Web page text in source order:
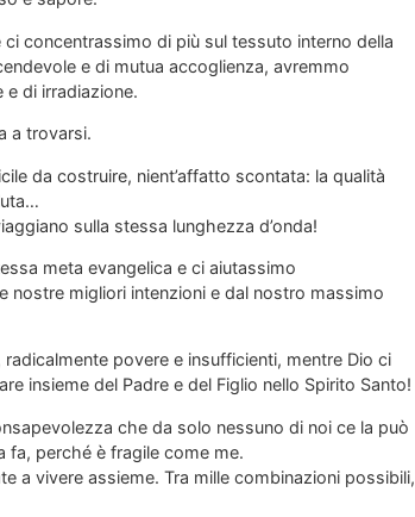
concentrassimo di più sul tessuto interno della
e di mutua accoglienza, avremmo
di irradiazione.
a trovarsi.
da costruire, nient’affatto scontata: la qualità
sulla stessa lunghezza d’onda!
meta evangelica e ci aiutassimo
nostre migliori intenzioni e dal nostro massimo
povere e insufficienti, mentre Dio ci
insieme del Padre e del Figlio nello Spirito Santo!
che da solo nessuno di noi ce la può
fa, perché è fragile come me.
a vivere assieme. Tra mille combinazioni possibili,